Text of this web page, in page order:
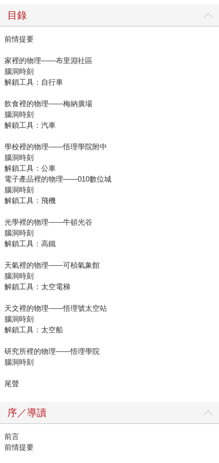
目錄
前情提要
家裡的物理——布里淵社區
腦洞時刻
解鎖工具：自行車
飲食裡的物理——梅納廣場
腦洞時刻
解鎖工具：汽車
學校裡的物理——悟理學院附中
腦洞時刻
解鎖工具：公車
電子產品裡的物理——010數位城
腦洞時刻
解鎖工具：飛機
光學裡的物理——牛頓光谷
腦洞時刻
解鎖工具：高鐵
天氣裡的物理——可楨氣象館
腦洞時刻
解鎖工具：太空電梯
天文裡的物理——悟理號太空站
腦洞時刻
解鎖工具：太空船
研究所裡的物理——悟理學院
腦洞時刻
尾聲
序／導讀
前言
前情提要